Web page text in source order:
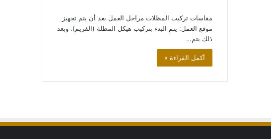
مقاسات تركيب المظلات مراحل العمل بعد أن يتم تجهيز
موقع العمل: يتم البدء بتركيب هيكل المظلة (الفريم). وبعد
ذلك يتم…
أكمل القراءة »
سواتر وحواجز منزلية اسعار سواتر
الحوش والسطح